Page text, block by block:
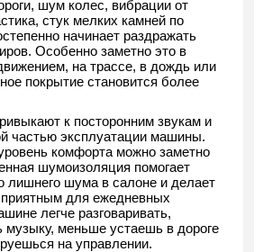
шум колес, вибрации от
стук мелких камней по
начинает раздражать
Особенно заметно это в
на трассе, в дождь или
покрытие становится более
к посторонним звукам и
частью эксплуатации машины.
комфорта можно заметно
шумоизоляция помогает
лишнего шума в салоне и делает
для ежедневных
легче разговаривать,
музыку, меньше устаешь в дороге
на управлении.